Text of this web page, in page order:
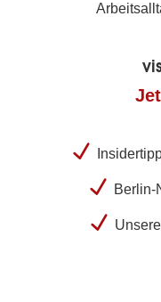
Berlin-